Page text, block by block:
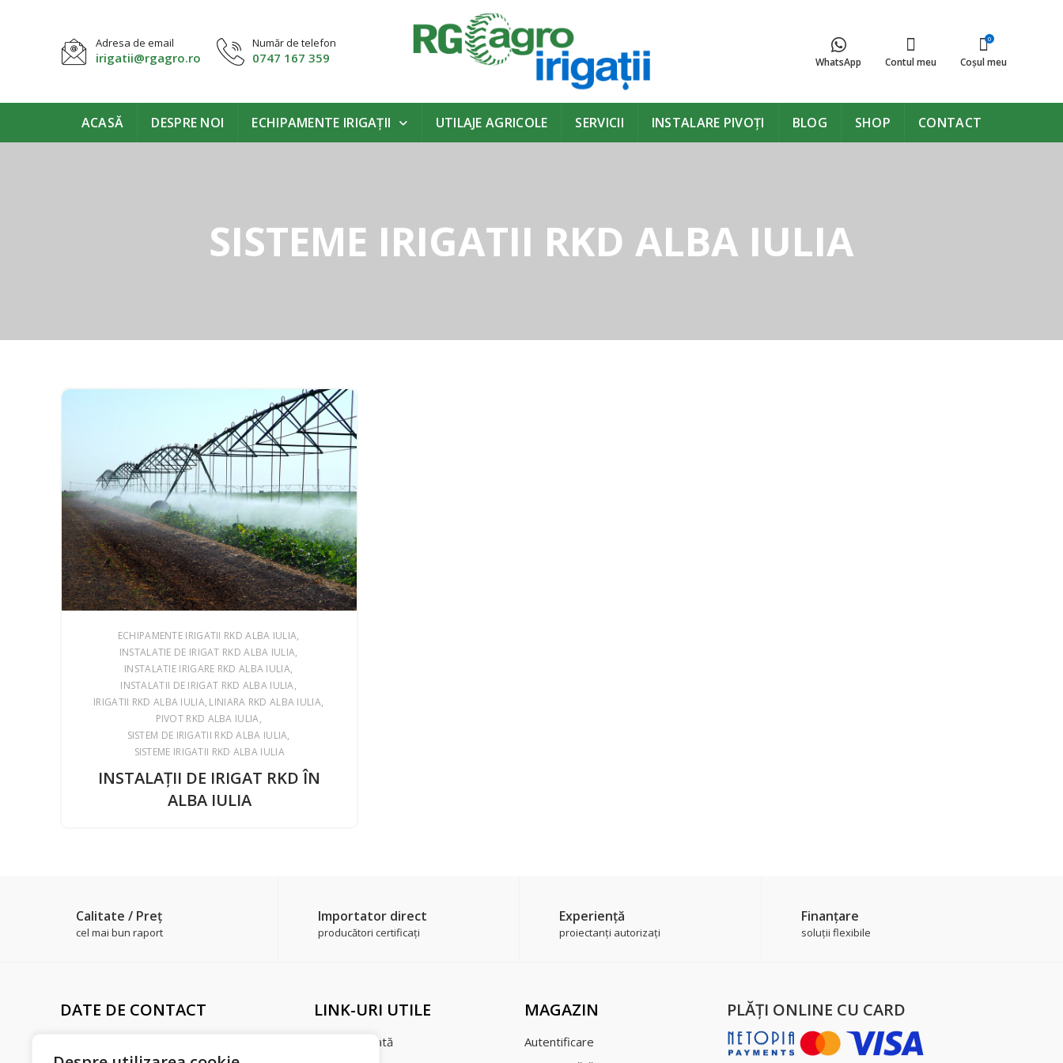
Adresa de email
irigatii@rgagro.ro
Număr de telefon
0747 167 359 WhatsApp Contul meu
0
Coşul meu
ACASĂ DESPRE NOI ECHIPAMENTE IRIGAŢII UTILAJE AGRICOLE SERVICII INSTALARE PIVOȚI BLOG SHOP CONTACT
SISTEME IRIGATII RKD ALBA IULIA
ECHIPAMENTE IRIGATII RKD ALBA IULIA
INSTALATIE DE IRIGAT RKD ALBA IULIA
INSTALATIE IRIGARE RKD ALBA IULIA
INSTALATII DE IRIGAT RKD ALBA IULIA
IRIGATII RKD ALBA IULIA LINIARA RKD ALBA IULIA
PIVOT RKD ALBA IULIA
SISTEM DE IRIGATII RKD ALBA IULIA
SISTEME IRIGATII RKD ALBA IULIA
INSTALAŢII DE IRIGAT RKD ÎN
ALBA IULIA
Calitate / Preţ
cel mai bun raport
Importator direct
producători certificaţi
Experienţă
proiectanți autorizați
Finanțare
soluții flexibile
DATE DE CONTACT
Str. Merilor, Nr. 10,
LINK-URI UTILE
Livrare şi plată
MAGAZIN
Autentificare
PLĂŢI ONLINE CU CARD